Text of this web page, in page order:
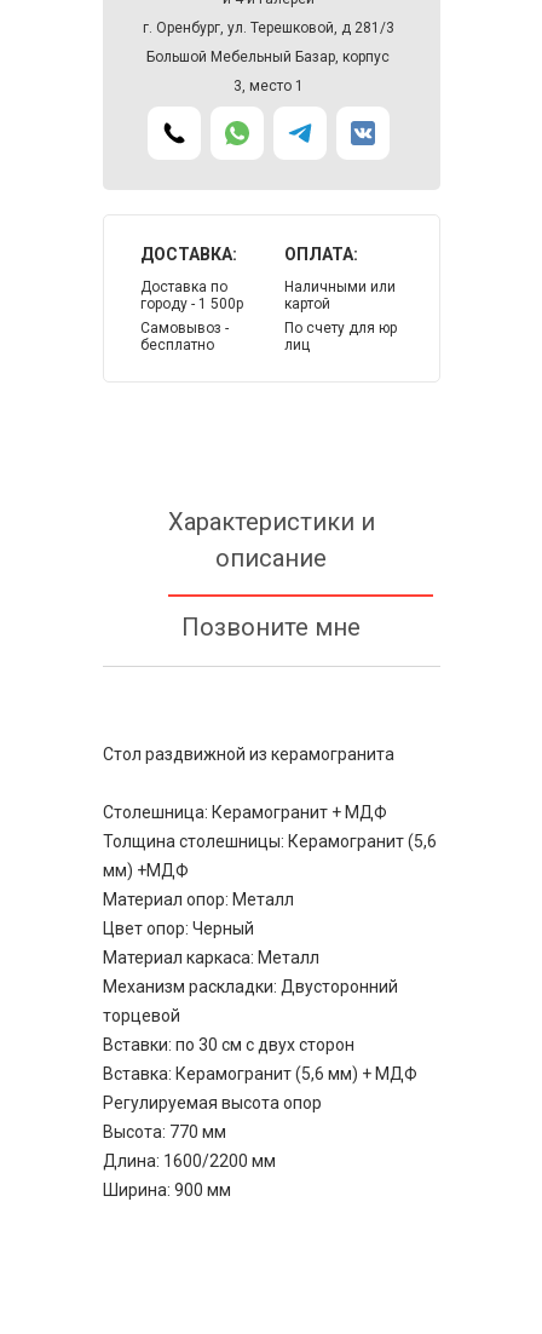
г. Оренбург, ул. Терешковой, д 281/3
Большой Мебельный Базар, корпус
3, место 1
ДОСТАВКА:
Доставка по
городу - 1 500р
Самовывоз -
бесплатно
ОПЛАТА:
Наличными или
картой
По счету для юр
лиц
Характеристики и
описание
Позвоните мне
Стол раздвижной из керамогранита
Столешница: Керамогранит + МДФ
Толщина столешницы: Керамогранит (5,6
мм) +МДФ
Материал опор: Металл
Цвет опор: Черный
Материал каркаса: Металл
Механизм раскладки: Двусторонний
торцевой
Вставки: по 30 см с двух сторон
Вставка: Керамогранит (5,6 мм) + МДФ
Регулируемая высота опор
Высота: 770 мм
Длина: 1600/2200 мм
Ширина: 900 мм